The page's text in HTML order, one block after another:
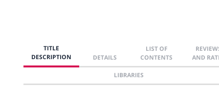
TITLE
DESCRIPTION
DETAILS
LIST OF
CONTENTS
AND
LIBRARIES